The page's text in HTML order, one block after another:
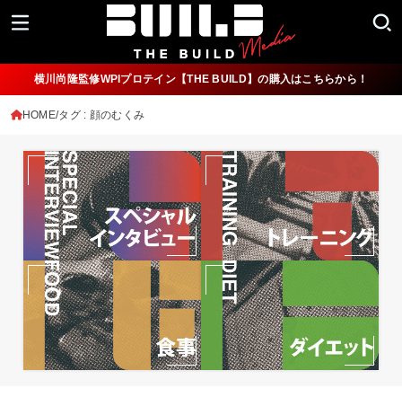
横川尚隆監修WPIプロテイン【THE BUILD】の購入はこちらから！
HOME タグ : 顔のむくみ